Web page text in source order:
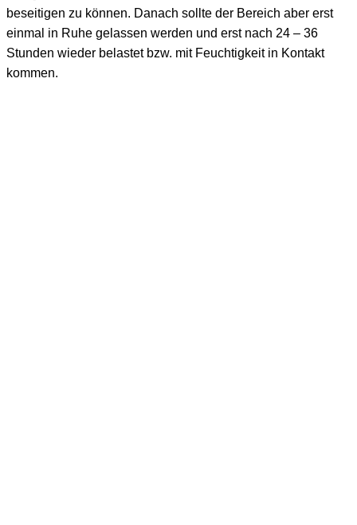
beseitigen zu können. Danach sollte der Bereich aber erst
einmal in Ruhe gelassen werden und erst nach 24 – 36
Stunden wieder belastet bzw. mit Feuchtigkeit in Kontakt
kommen.